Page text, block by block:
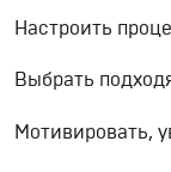
Настроить
Выбрать
Мотивировать,